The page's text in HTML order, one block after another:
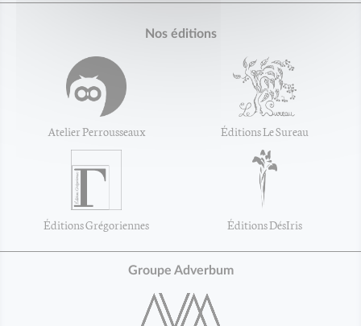
Nos éditions
Atelier Perrousseaux Éditions Le Sureau
Éditions Grégoriennes Éditions DésIris
Groupe Adverbum